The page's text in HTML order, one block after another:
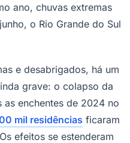
ano, chuvas extremas
o Rio Grande do Sul
e desabrigados, há um
grave: o colapso da
enchentes de 2024 no
mil residências ficaram
efeitos se estenderam